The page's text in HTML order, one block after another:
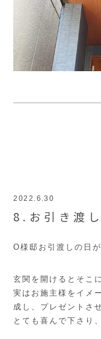
2022.6.30
8.お引き渡し
O様邸お引渡しの日
玄関を開けるとそこ
実はお施主様をイメ
成し、プレゼントさ
とても喜んで下さり